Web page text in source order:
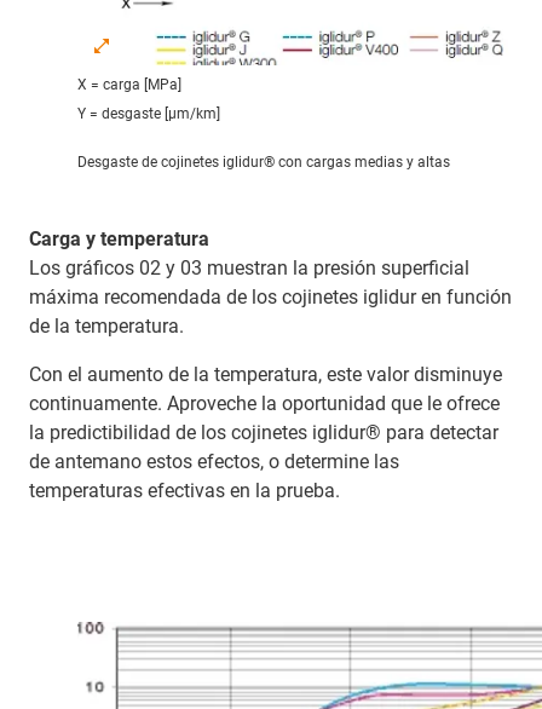
X = carga [MPa]
Y = desgaste [μm/km]
Desgaste de cojinetes iglidur® con cargas medias y altas
Carga y temperatura
Los gráficos 02 y 03 muestran la presión superficial
máxima recomendada de los cojinetes iglidur en función
de la temperatura.
Con el aumento de la temperatura, este valor disminuye
continuamente. Aproveche la oportunidad que le ofrece
la predictibilidad de los cojinetes iglidur® para detectar
de antemano estos efectos, o determine las
temperaturas efectivas en la prueba.